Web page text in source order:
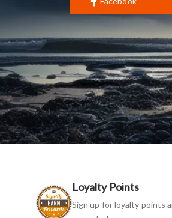
Loyalty Points
Sign up for loyalty points